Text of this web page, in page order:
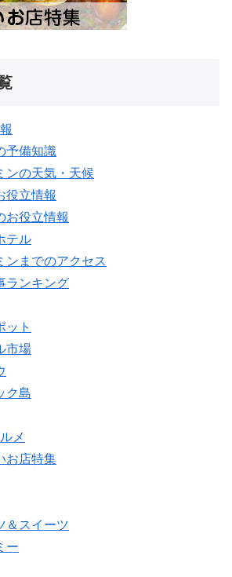
予備知識
ンの天気・天候
役立情報
お役立情報
テル
ンまでのアクセス
ランキング
ット
市場
ク島
メ
お店特集
＆スイーツ
ー